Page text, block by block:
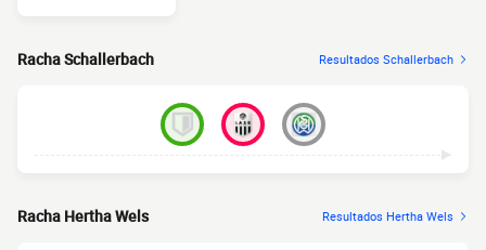
Racha Schallerbach Resultados Schallerbach
Racha Hertha Wels Resultados Hertha Wels